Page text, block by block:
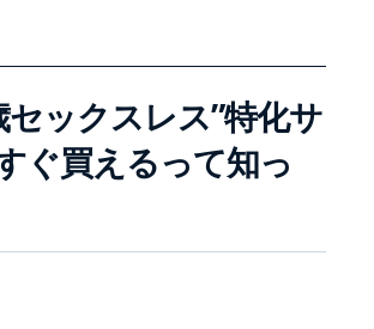
セックスレス”特化サ
ぐ買えるって知っ